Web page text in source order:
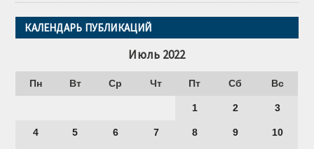
КАЛЕНДАРЬ ПУБЛИКАЦИЙ
Июль 2022
Пн Вт Ср Чт Пт Сб Вс
1 2 3
4 5 6 7 8 9 10